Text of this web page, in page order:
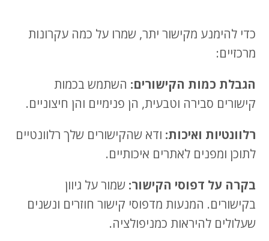
כדי להימנע מקישור יתר, שמרו על כמה עקרונות
מרכזיים:
הגבלת כמות הקישורים: השתמש בכמות
קישורים סבירה וטבעית, הן פנימיים והן חיצוניים.
רלוונטיות ואיכות: ודא שהקישורים שלך רלוונטיים
לתוכן ומפנים לאתרים איכותיים.
בקרה על דפוסי הקישור: שמור על גיוון
בקישורים. המנעות מדפוסי קישור חוזרים ונשנים
שעלולים להיראות כמניפולציה.